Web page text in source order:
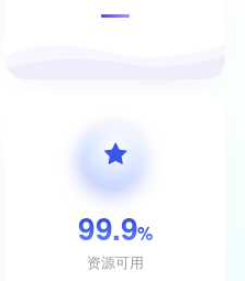
99.9%
资源可用